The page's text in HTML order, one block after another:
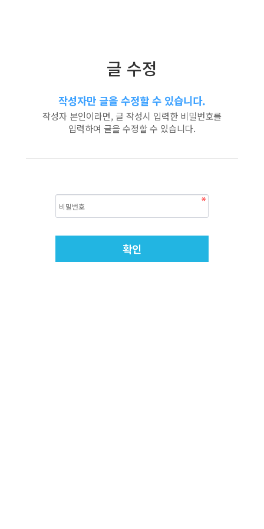
글 수정
작성자만 글을 수정할 수 있습니다.
작성자 본인이라면, 글 작성시 입력한 비밀번호를
입력하여 글을 수정할 수 있습니다.